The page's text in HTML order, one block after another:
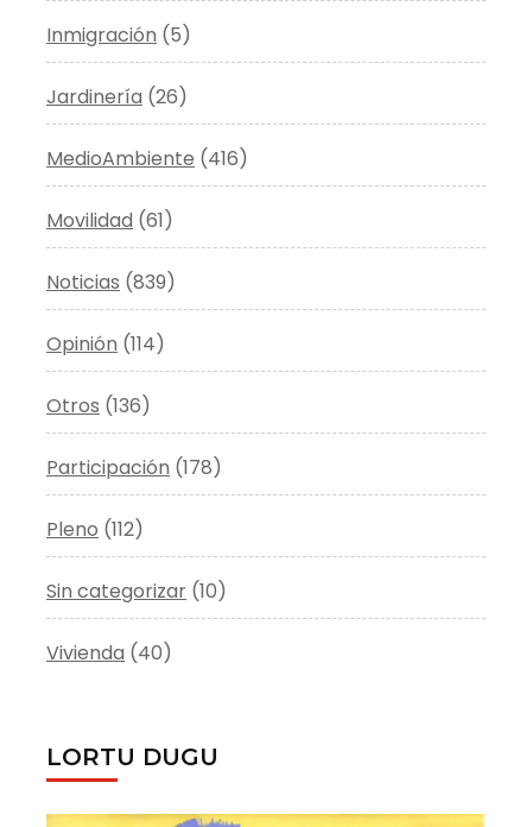
Inmigración (5)
Jardinería (26)
MedioAmbiente (416)
Movilidad (61)
Noticias (839)
Opinión (114)
Otros (136)
Participación (178)
Pleno (112)
Sin categorizar (10)
Vivienda (40)
LORTU DUGU